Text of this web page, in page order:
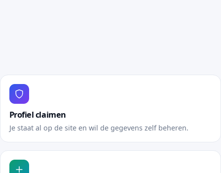
Profiel claimen
Je staat al op de site en wil de gegevens zelf beheren.